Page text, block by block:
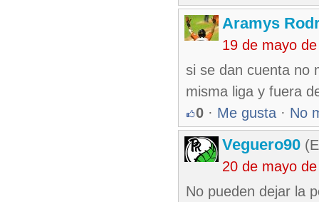
Aramys
19 de mayo
si se dan cuenta no
misma liga y fuera
0 · Me gusta · No
Veguero90
20 de mayo
No pueden dejar la